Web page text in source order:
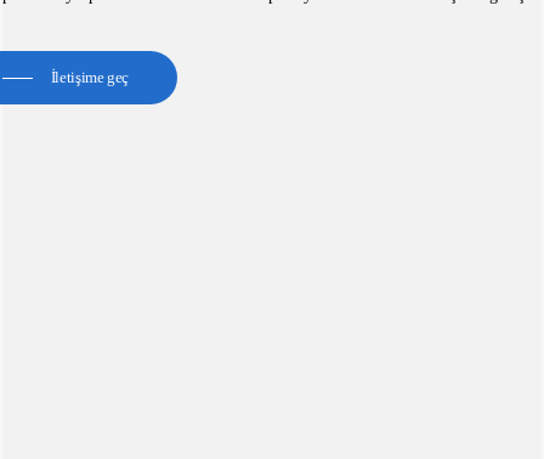
İletişime geç